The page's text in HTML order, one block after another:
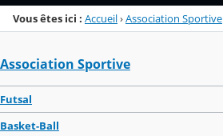
Vous êtes ici : Accueil›Association Sportive
Association Sportive
Futsal
Basket-Ball